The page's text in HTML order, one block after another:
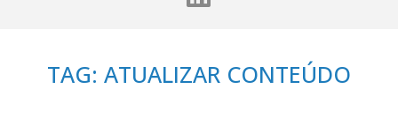
TAG: ATUALIZAR CONTEÚDO